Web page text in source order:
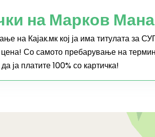
на Марков
на Кајак.мк кој ја има титулата
Со самото пребарување на
ја платите 100% со картичка!